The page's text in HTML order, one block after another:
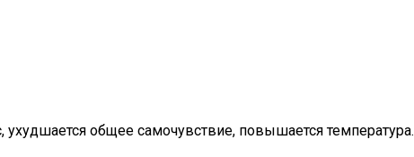
общее самочувствие, повышается температура.